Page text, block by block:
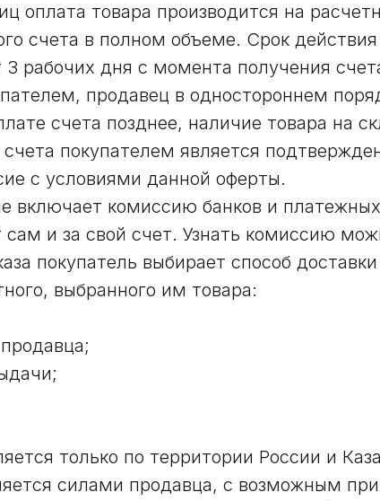
оплата товара производится на
счета в полном объеме. Срок
рабочих дня с момента получения
продавец в одностороннем
счета позднее, наличие товара на
покупателем является
с условиями данной оферты.
включает комиссию банков и
сам и за свой счет. Узнать комиссию
покупатель выбирает способ
выбранного им товара:
только по территории России и
силами продавца, с возможным